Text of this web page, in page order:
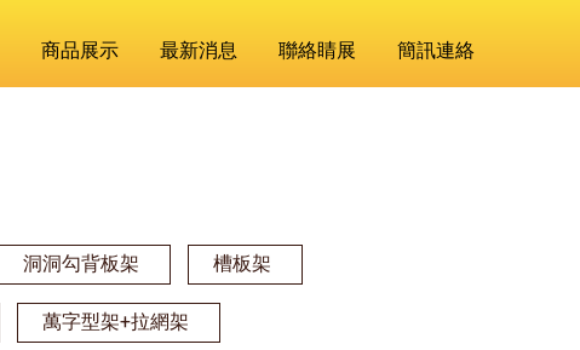
商品展示 最新消息 聯絡睛展 簡訊連絡
洞洞勾背板架 槽板架
萬字型架+拉網架